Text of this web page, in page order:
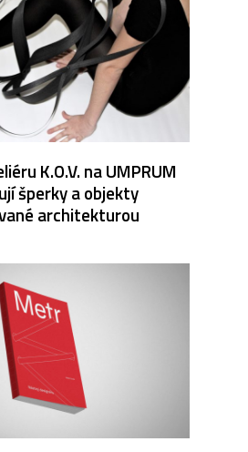
K.O.V. na UMPRUM
šperky a objekty
architekturou